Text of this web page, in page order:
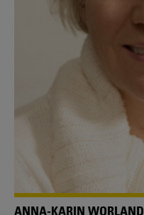
ANNA-KARIN WORLAND